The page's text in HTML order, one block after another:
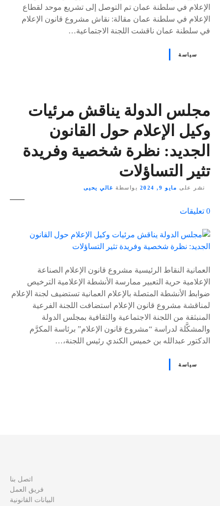
الإعلام في سلطنة عمان تم التوصل إلى تشريع موحد لقطاع
الإعلام في سلطنة عمان مقالة: نقاش مشروع قانون الإعلام
في سلطنة عمان ناقشت اللجنة الاجتماعية…
سياسة
مجلس الدولة يناقش مرئيات
وكيل الإعلام حول القانون
الجديد: نظرة شخصية وفريدة
تثير التساؤلات
نشر على مايو 9, 2024 بواسطة غالي يحيى
0 تعليقات
ى
٪
العمانية النقاط الرئيسية مشروع قانون الإعلام الصناعة
الإعلامية حرية التعبير ممارسة الأنشطة الإعلامية الترخيص
ضوابط الأنشطة المتصلة بالإعلام العمانية تستضيف لجنة الإعلام
لمناقشة مشروع قانون الإعلام استضافت اللجنة الفرعية
المنبثقة من اللجنة الاجتماعية والثقافية بمجلس الدولة
والمشكَّلة لدراسة “مشروع قانون الإعلام” برئاسة المكرَّم
الدكتور عبدالله بن خميس الكندي رئيس اللجنة،…
سياسة
اتصل بنا
فريق العمل
البيانات القانونية